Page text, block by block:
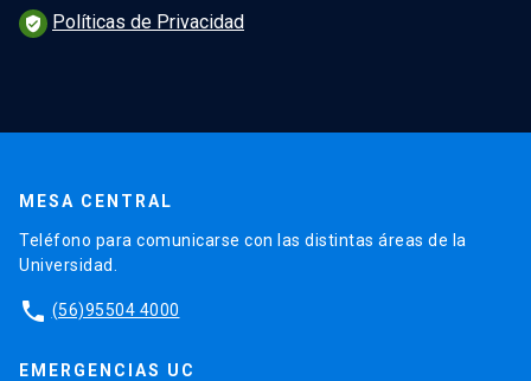
verified_user Políticas de Privacidad
MESA CENTRAL
Teléfono para comunicarse con las distintas áreas de la
Universidad.
phone (56)95504 4000
EMERGENCIAS UC